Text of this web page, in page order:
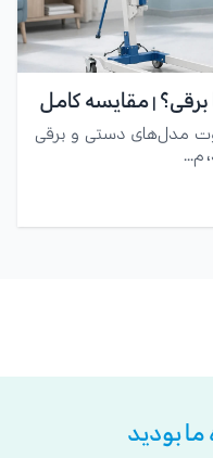
برقی؟ | مقایسه کامل
مدل‌های دستی و برقی
م...
بودید